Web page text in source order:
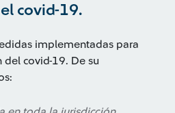
covid-19.
implementadas para
covid-19. De su